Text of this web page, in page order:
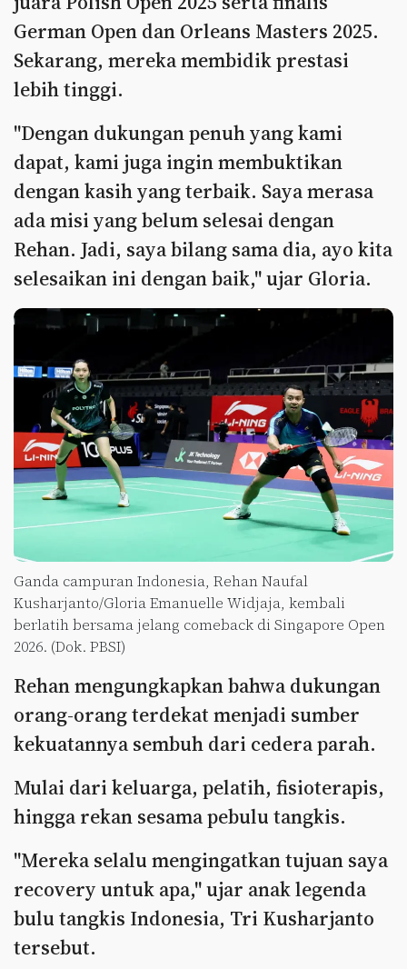
German Open dan Orleans Masters 2025.
Sekarang, mereka membidik prestasi
lebih tinggi.
"Dengan dukungan penuh yang kami
dapat, kami juga ingin membuktikan
dengan kasih yang terbaik. Saya merasa
ada misi yang belum selesai dengan
Rehan. Jadi, saya bilang sama dia, ayo kita
selesaikan ini dengan baik," ujar Gloria.
Ganda campuran Indonesia, Rehan Naufal
Kusharjanto/Gloria Emanuelle Widjaja, kembali
berlatih bersama jelang comeback di Singapore Open
2026. (Dok. PBSI)
Rehan mengungkapkan bahwa dukungan
orang-orang terdekat menjadi sumber
kekuatannya sembuh dari cedera parah.
Mulai dari keluarga, pelatih, fisioterapis,
hingga rekan sesama pebulu tangkis.
"Mereka selalu mengingatkan tujuan saya
recovery untuk apa," ujar anak legenda
bulu tangkis Indonesia, Tri Kusharjanto
tersebut.